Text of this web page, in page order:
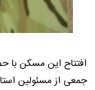
افتتاح این مسکن با
جمعی از مسئولین